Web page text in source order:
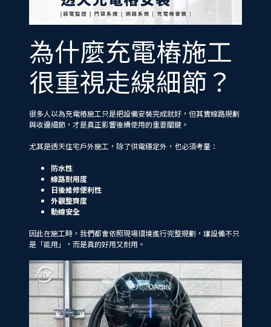
為什麼充電樁施工
很重視走線細節？
很多人以為充電樁施工只是把設備安裝完成就好，但其實線路規劃
與收邊細節，才是真正影響後續使用的重要關鍵。
尤其是透天住宅戶外施工，除了供電穩定外，也必須考量：
防水性
線路耐用度
日後維修便利性
外觀整齊度
動線安全
因此在施工時，我們都會依照現場環境進行完整規劃，讓設備不只
是「能用」，而是真的好用又耐用。